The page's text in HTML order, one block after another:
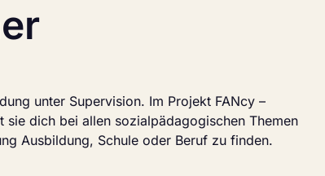
unter Supervision. Im Projekt FANcy –
sie dich bei allen sozialpädagogischen Themen
Ausbildung, Schule oder Beruf zu finden.